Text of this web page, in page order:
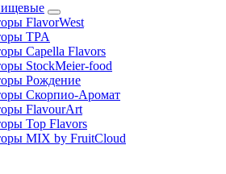
FlavorWest
TPA
Capella Flavors
StockMeier-food
Рождение
Скорпио-Аромат
FlavourArt
Top Flavors
MIX by FruitCloud